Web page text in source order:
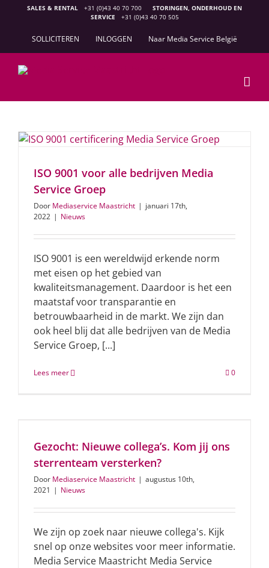
SALES & RENTAL +31 (0)43 40 70 700
STORINGEN, ONDERHOUD EN
SERVICE
+31 (0)43 40 70 505
SOLLICITEREN INLOGGEN Naar Media Service België
ISO 9001 voor alle bedrijven Media
Service Groep
Door Mediaservice Maastricht | januari 17th,
2022 | Nieuws
ISO 9001 is een wereldwijd erkende norm
met eisen op het gebied van
kwaliteitsmanagement. Daardoor is het een
maatstaf voor transparantie en
betrouwbaarheid in de markt. We zijn dan
ook heel blij dat alle bedrijven van de Media
Service Groep, [...]
Lees meer 0
Gezocht: Nieuwe collega’s. Kom jij ons
sterrenteam versterken?
Door Mediaservice Maastricht | augustus 10th,
2021 | Nieuws
We zijn op zoek naar nieuwe collega's. Kijk
snel op onze websites voor meer informatie.
Media Service Maastricht Media Service